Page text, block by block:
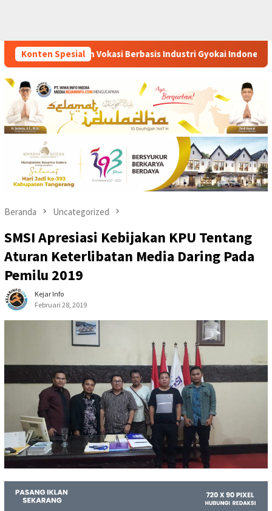
Konten Spesial
Industri Gyokai Indonesia Kompeten Teken MoU Dengan
Beranda Uncategorized
SMSI Apresiasi Kebijakan KPU Tentang
Aturan Keterlibatan Media Daring Pada
Pemilu 2019
Kejar Info
Februari 28, 2019